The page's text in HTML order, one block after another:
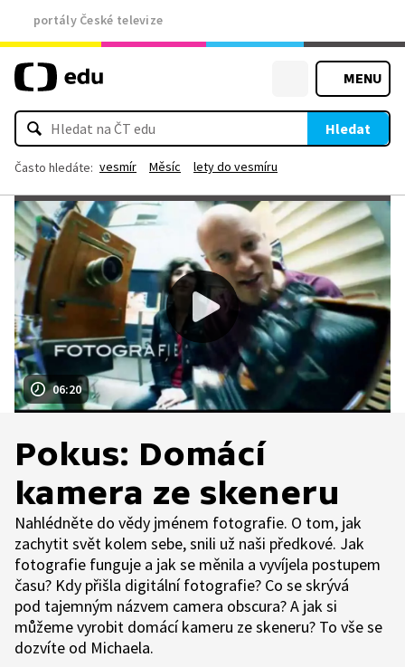
portály České televize
MENU
Hledat
Často hledáte: vesmír Měsíc lety do vesmíru
06:20
Pokus: Domácí
kamera ze skeneru
Nahlédněte do vědy jménem fotografie. O tom, jak
zachytit svět kolem sebe, snili už naši předkové. Jak
fotografie funguje a jak se měnila a vyvíjela postupem
času? Kdy přišla digitální fotografie? Co se skrývá
pod tajemným názvem camera obscura? A jak si
můžeme vyrobit domácí kameru ze skeneru? To vše se
dozvíte od Michaela.